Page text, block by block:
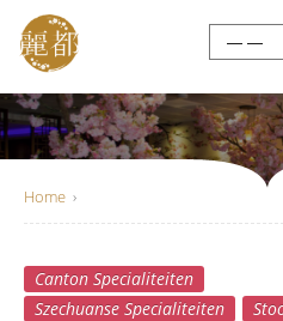
Home ›
Canton Specialiteiten
Szechuanse Specialiteiten